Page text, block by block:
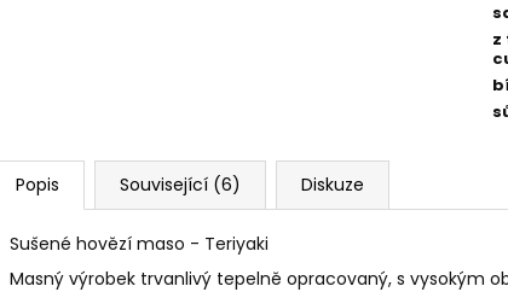
z
Popis Související (6) Diskuze
Sušené hovězí maso - Teriyaki
Masný výrobek trvanlivý tepelně opracovaný, s vysokým